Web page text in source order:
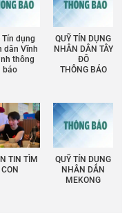
Tín dụng
dân Vĩnh
thông
báo
QUỸ TÍN DỤNG
NHÂN DÂN TÂY
ĐÔ
THÔNG BÁO
TIN TÌM
CON
QUỸ TÍN DỤNG
NHÂN DÂN
MEKONG